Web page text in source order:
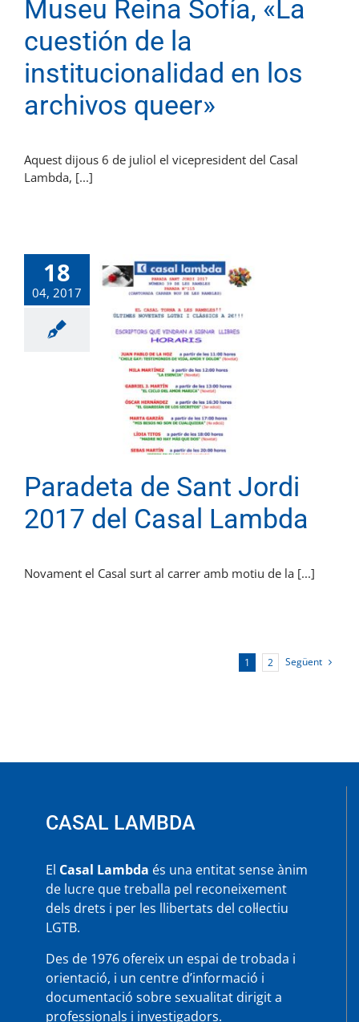
Museu Reina Sofía, «La
cuestión de la
institucionalidad en los
archivos queer»
Aquest dijous 6 de juliol el vicepresident del Casal
Lambda, [...]
18
04, 2017
Paradeta de Sant Jordi
2017 del Casal Lambda
Novament el Casal surt al carrer amb motiu de la [...]
1 2 Següent
CASAL LAMBDA
El Casal Lambda és una entitat sense ànim
de lucre que treballa pel reconeixement
dels drets i per les llibertats del col·lectiu
LGTB.
Des de 1976 ofereix un espai de trobada i
orientació, i un centre d’informació i
documentació sobre sexualitat dirigit a
professionals i investigadors.